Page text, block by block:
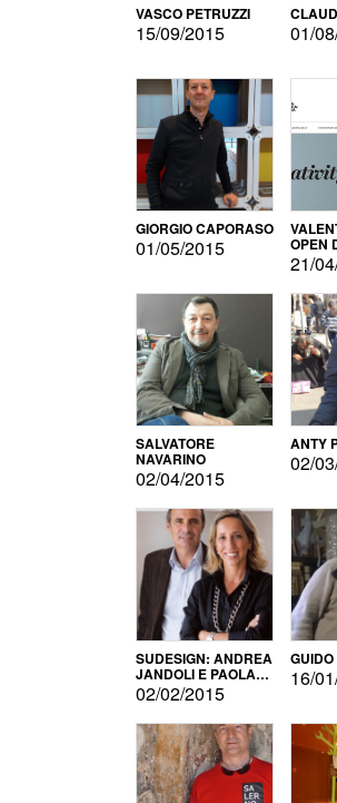
VASCO PETRUZZI
15/09/2015 01/
GIORGIO CAPORASO
01/05/2015 OPEN
21/
SALVATORE
NAVARINO
02/04/2015
ANTY
02/
SUDESIGN: ANDREA
JANDOLI E PAOLA
PISAPIA
02/02/2015
16/